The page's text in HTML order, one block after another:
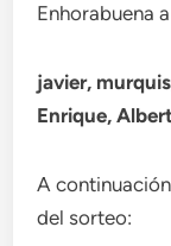
Enhorabuena
javier,
Enrique,
A
del sorteo: